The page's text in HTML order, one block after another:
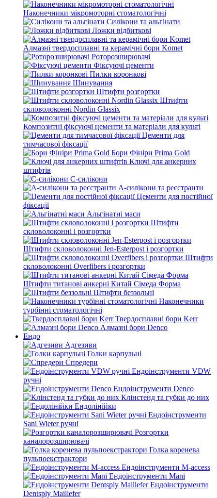
Наконечники мікромоторні стоматологічні
Силікони та альгінати
Ложки відбиткові
Алмазні твердосплавні та керамічні бори Komet
Роторозширювачі
Фіксуючі цементи
Пилки коронкові
Шинування
Штифти розгортки
Штифти
скловолоконні Nordin Glassix
Композитні фіксуючі цементи та матеріали для культі
Цементи для
тимчасової фіксації
Бори Фініри Prima Gold
Ключі для анкерних
штифтів
С-силікони
А-силікони та реєстранти
Цементи для постійної
фіксації
Альгінатні маси
Штифти
скловолоконні і розгортки
Штифти скловолоконні Jen-Esterpost і розгортки
Штифти
скловолоконні Overfibers і розгортки
Штифти титанові анкерні Китай Сімеда Форма
Штифти беззольні
Наконечники
турбінні стоматологічні
Твердосплавні бори Kerr
Алмазні бори Denco
Ендо
Адгезиви
Голки карпульні
Спредери
Ендоінструменти VDW
ручні
Ендоінструменти Denco
Клінстенд та губки до них
Ендолінійки
Ендоінструменти
Sani Wieter ручні
Розгортки
каналорозширювачі
Голка коренева
пульпоекстрактори
Ендоінструменти M-access
Ендоінструменти Mani
Ендоінструменти
Dentsply Maillefer